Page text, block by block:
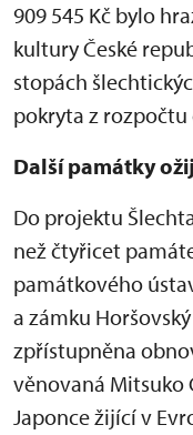
909 545 Kč bylo
kultury České
stopách
pokryta z
Další památky
Do projektu
než čtyřicet
památkového
a zámku
zpřístupněna
věnovaná Mitsuko
Japonce žijící v